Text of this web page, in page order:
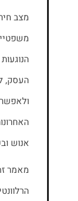
מצב
העסק,
אנוש
מאמר